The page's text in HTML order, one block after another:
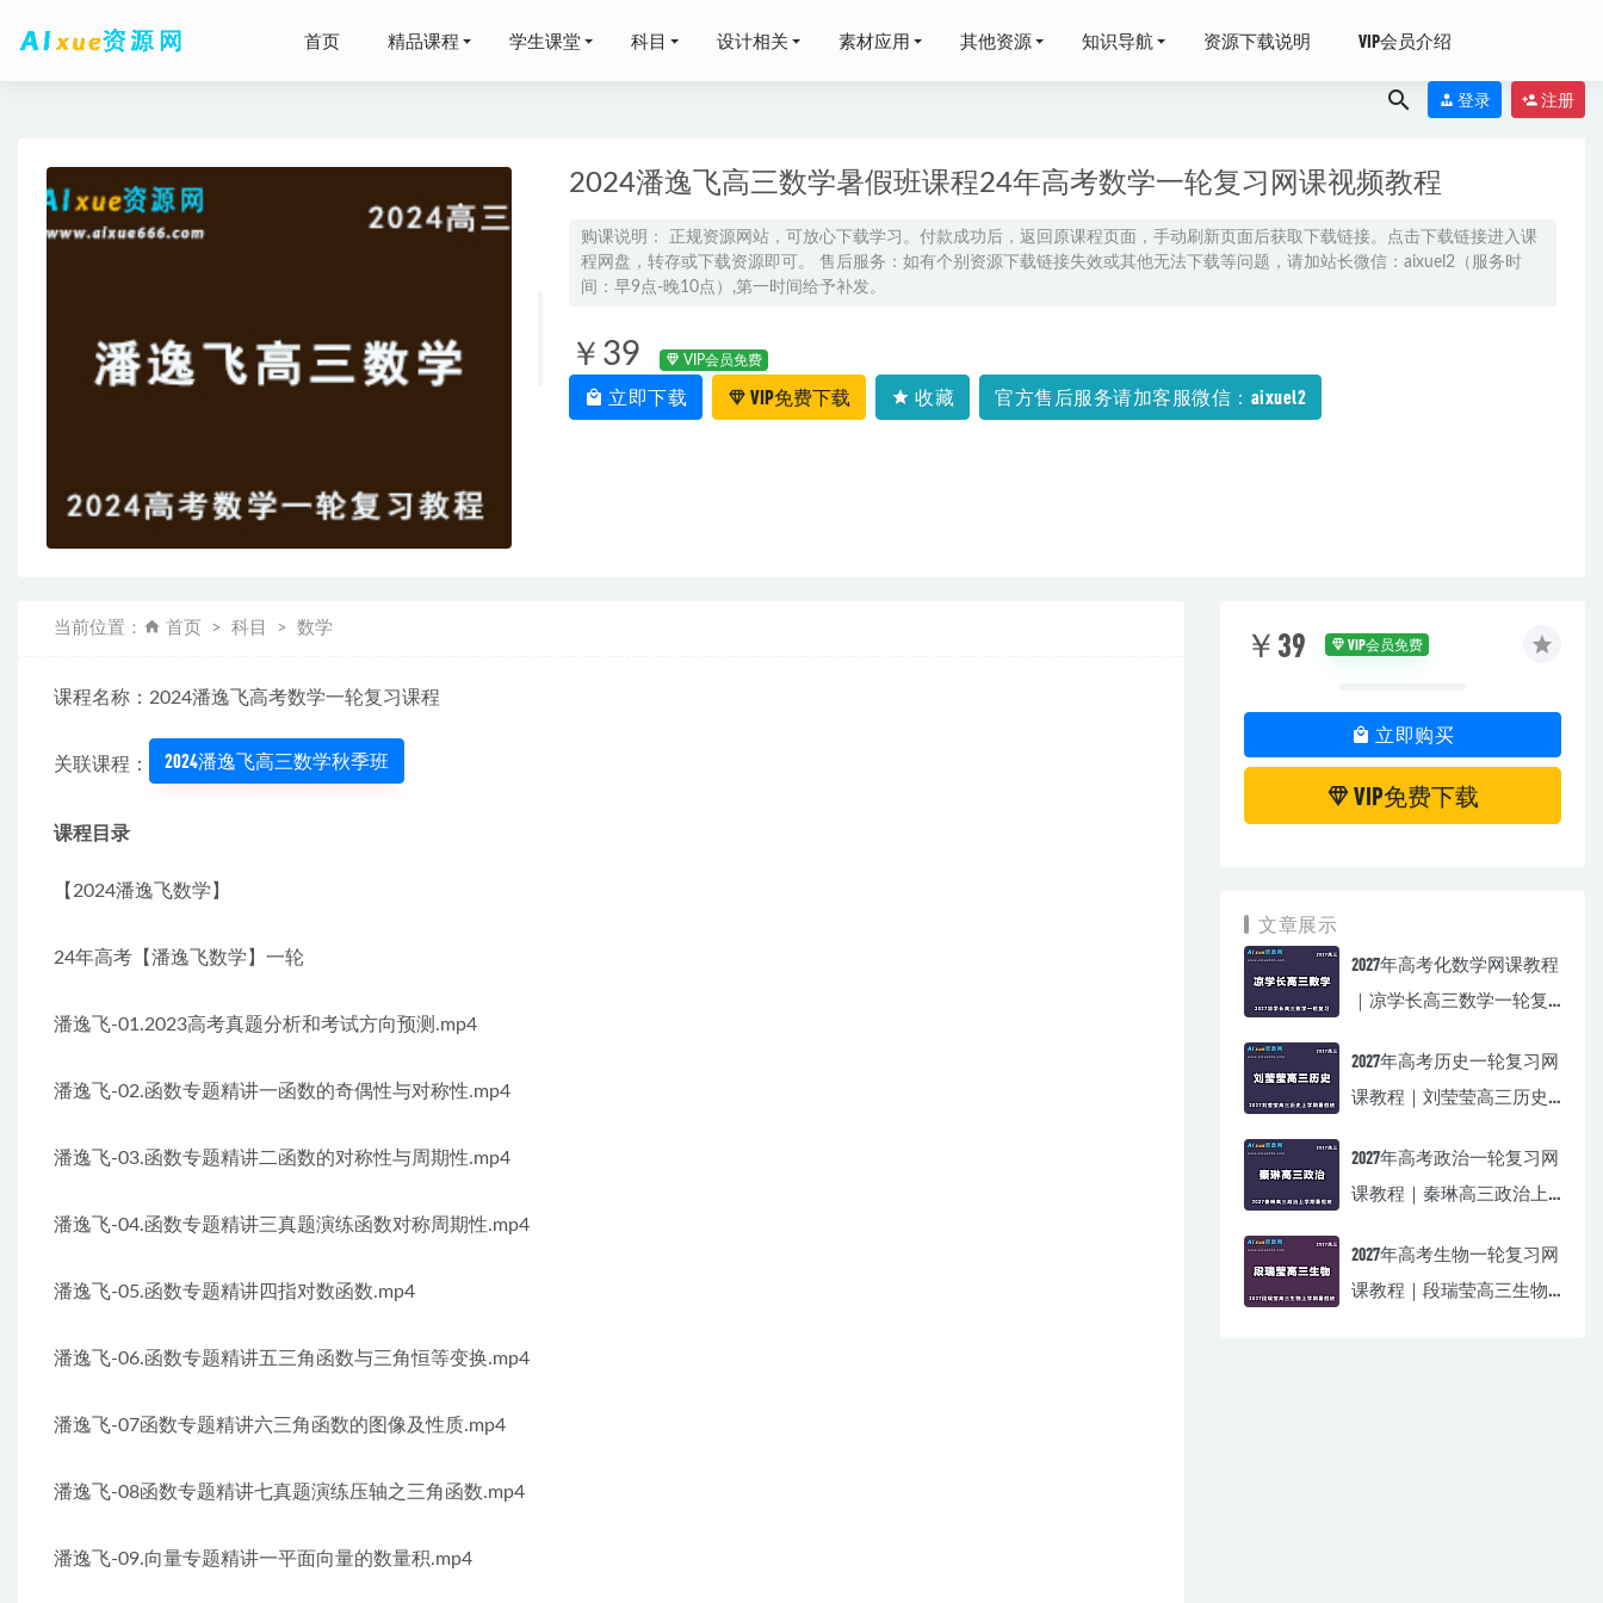
首页 精品课程 学生课堂 科目 设计相关 素材应用 其他资源 知识导航 资源下载说明 VIP会员介绍
登录 注册
2024潘逸飞高三数学暑假班课程24年高考数学一轮复习网课视频教程
购课说明： 正规资源网站，可放心下载学习。付款成功后，返回原课程页面，手动刷新页面后获取下载链接。点击下载链接进入课
程网盘，转存或下载资源即可。 售后服务：如有个别资源下载链接失效或其他无法下载等问题，请加站长微信：aixuel2（服务时
间：早9点-晚10点）,第一时间给予补发。
￥39 VIP会员免费
立即下载 VIP免费下载 收藏 官方售后服务请加客服微信：aixuel2
当前位置： 首页 科目 数学
课程名称：2024潘逸飞高考数学一轮复习课程
关联课程： 2024潘逸飞高三数学秋季班
课程目录
【2024潘逸飞数学】
24年高考【潘逸飞数学】一轮
潘逸飞-01.2023高考真题分析和考试方向预测.mp4
潘逸飞-02.函数专题精讲一函数的奇偶性与对称性.mp4
潘逸飞-03.函数专题精讲二函数的对称性与周期性.mp4
潘逸飞-04.函数专题精讲三真题演练函数对称周期性.mp4
潘逸飞-05.函数专题精讲四指对数函数.mp4
潘逸飞-06.函数专题精讲五三角函数与三角恒等变换.mp4
潘逸飞-07函数专题精讲六三角函数的图像及性质.mp4
潘逸飞-08函数专题精讲七真题演练压轴之三角函数.mp4
潘逸飞-09.向量专题精讲一平面向量的数量积.mp4
￥39 VIP会员免费
立即购买
VIP免费下载
文章展示
2027年高考化数学网课教程
｜凉学长高三数学一轮复
2027年高考历史一轮复习网
课教程｜刘莹莹高三历史
2027年高考政治一轮复习网
课教程｜秦琳高三政治上
2027年高考生物一轮复习网
课教程｜段瑞莹高三生物
【CAD图库大全②】酒店/会所/医疗/学校/办公/餐饮等,46.69G百度网盘资源下载 2021-07-08
高中化学网课2023林森高三化学s一轮复习视频教程+讲义（暑假班+秋季班）
2021高中化学教学视频【高东辉】高三化学全年班网课教学课程,高考化学资料百度网盘
2021-09-20